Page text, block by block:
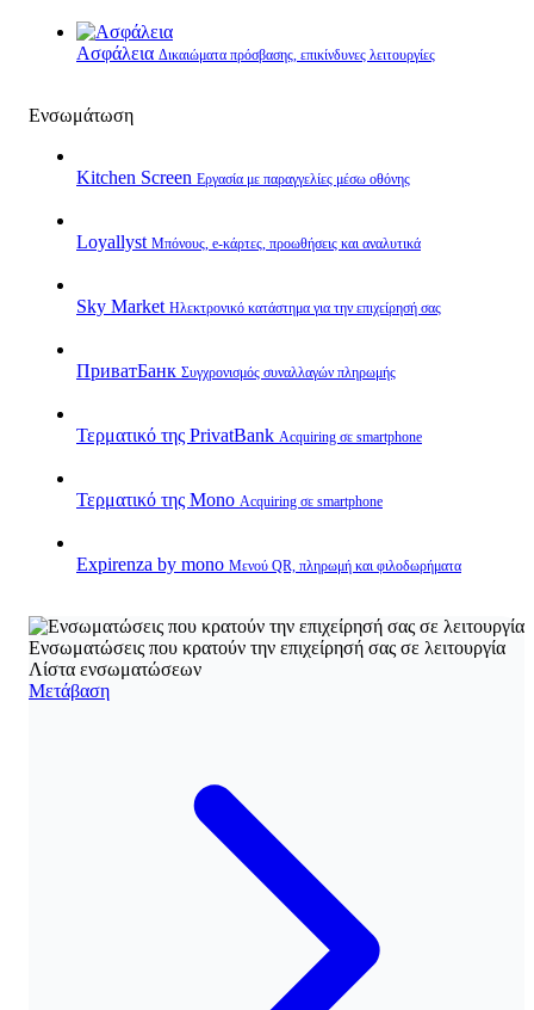
Ασφάλεια Δικαιώματα πρόσβασης, επικίνδυνες λειτουργίες
Ενσωμάτωση
Kitchen Screen Εργασία με παραγγελίες μέσω οθόνης
Loyallyst Μπόνους, e‑κάρτες, προωθήσεις και αναλυτικά
Sky Market Ηλεκτρονικό κατάστημα για την επιχείρησή σας
ПриватБанк Συγχρονισμός συναλλαγών πληρωμής
Τερματικό της PrivatBank Acquiring σε smartphone
Τερματικό της Mono Acquiring σε smartphone
Expirenza by mono Μενού QR, πληρωμή και φιλοδωρήματα
Ενσωματώσεις που κρατούν την επιχείρησή σας σε λειτουργία
Λίστα ενσωματώσεων
Μετάβαση